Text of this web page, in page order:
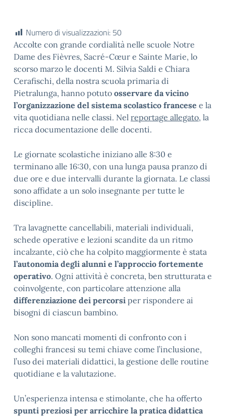
Numero di visualizzazioni: 50
Accolte con grande cordialità nelle scuole Notre
Dame des Fièvres, Sacré-Cœur e Sainte Marie, lo
scorso marzo le docenti M. Silvia Saldi e Chiara
Cerafischi, della nostra scuola primaria di
Pietralunga, hanno potuto osservare da vicino
l’organizzazione del sistema scolastico francese e la
vita quotidiana nelle classi. Nel reportage allegato, la
ricca documentazione delle docenti.
Le giornate scolastiche iniziano alle 8:30 e
terminano alle 16:30, con una lunga pausa pranzo di
due ore e due intervalli durante la giornata. Le classi
sono affidate a un solo insegnante per tutte le
discipline.
Tra lavagnette cancellabili, materiali individuali,
schede operative e lezioni scandite da un ritmo
incalzante, ciò che ha colpito maggiormente è stata
l’autonomia degli alunni e l’approccio fortemente
operativo. Ogni attività è concreta, ben strutturata e
coinvolgente, con particolare attenzione alla
differenziazione dei percorsi per rispondere ai
bisogni di ciascun bambino.
Non sono mancati momenti di confronto con i
colleghi francesi su temi chiave come l’inclusione,
l’uso dei materiali didattici, la gestione delle routine
quotidiane e la valutazione.
Un’esperienza intensa e stimolante, che ha offerto
spunti preziosi per arricchire la pratica didattica